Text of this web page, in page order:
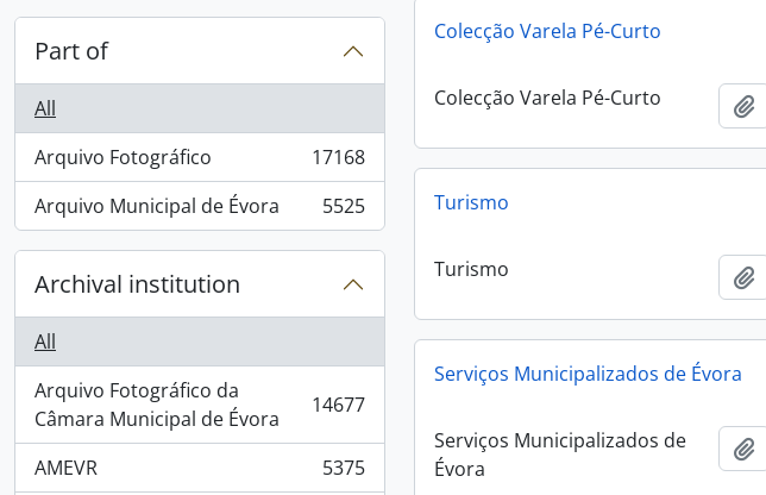
Part of
All
Arquivo Fotográfico
, 17168 results
17168
Arquivo Municipal de Évora
, 5525 results 5525
Archival institution
All
Arquivo Fotográfico da
Câmara Municipal de Évora
, 14677 results 14677
AMEVR
, 5375 results
5375
Colecção Varela Pé-Curto
Colecção Varela Pé-Curto
Turismo
Turismo
Serviços Municipalizados de Évora
Serviços Municipalizados de
Évora